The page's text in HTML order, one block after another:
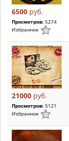
6500 руб.
Просмотров: 5274
Избранное
21000 руб.
Просмотров: 5121
Избранное